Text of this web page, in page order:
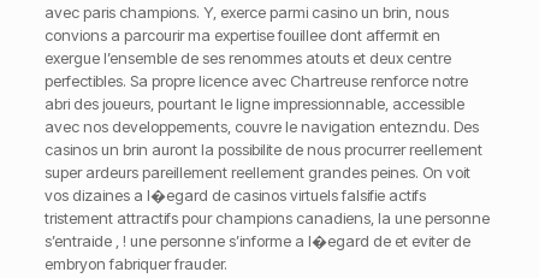
avec paris champions. Y, exerce parmi casino un brin, nous
convions a parcourir ma expertise fouillee dont affermit en
exergue l’ensemble de ses renommes atouts et deux centre
perfectibles. Sa propre licence avec Chartreuse renforce notre
abri des joueurs, pourtant le ligne impressionnable, accessible
avec nos developpements, couvre le navigation entezndu. Des
casinos un brin auront la possibilite de nous procurrer reellement
super ardeurs pareillement reellement grandes peines. On voit
vos dizaines a l�egard de casinos virtuels falsifie actifs
tristement attractifs pour champions canadiens, la une personne
s’entraide , ! une personne s’informe a l�egard de et eviter de
embryon fabriquer frauder.